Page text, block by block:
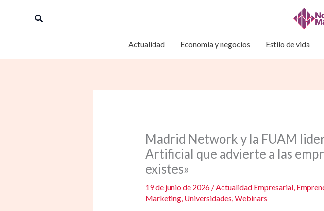
Buscar
Actualidad Economía y negocios Estilo de vida
Madrid Network y la FUAM
Artificial que advierte a las
existes»
19 de junio de 2026 / Actualidad Empresarial,
Marketing, Universidades Webinars